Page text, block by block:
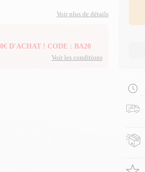
Voir plus de détails
D'ACHAT ! CODE : BA20
Voir les conditions